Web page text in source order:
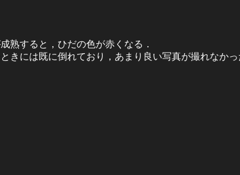
熟すると，ひだの色が赤くなる．
には既に倒れており，あまり良い写真が撮れなか